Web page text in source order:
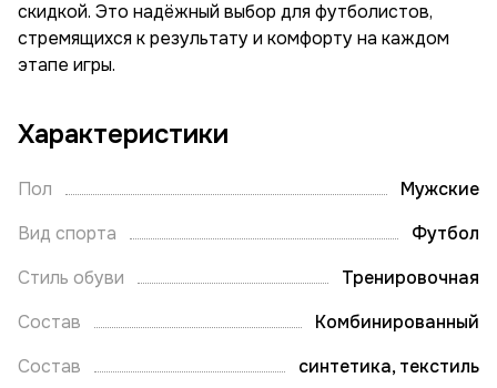
скидкой. Это надёжный выбор для футболистов,
стремящихся к результату и комфорту на каждом
этапе игры.
Характеристики
Пол
Мужские
Вид спорта
Футбол
Стиль обуви
Тренировочная
Состав
Комбинированный
Состав
синтетика, текстиль